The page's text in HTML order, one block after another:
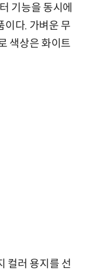
기능을 동시에
다. 가벼운 무
색상은 화이트
컬러 용지를 선